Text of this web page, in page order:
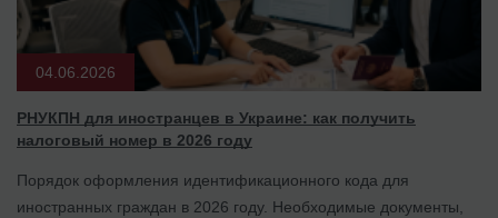
04.06.2026
РНУКПН для иностранцев в Украине: как получить
налоговый номер в 2026 году
Порядок оформления идентификационного кода для
иностранных граждан в 2026 году. Необходимые документы,